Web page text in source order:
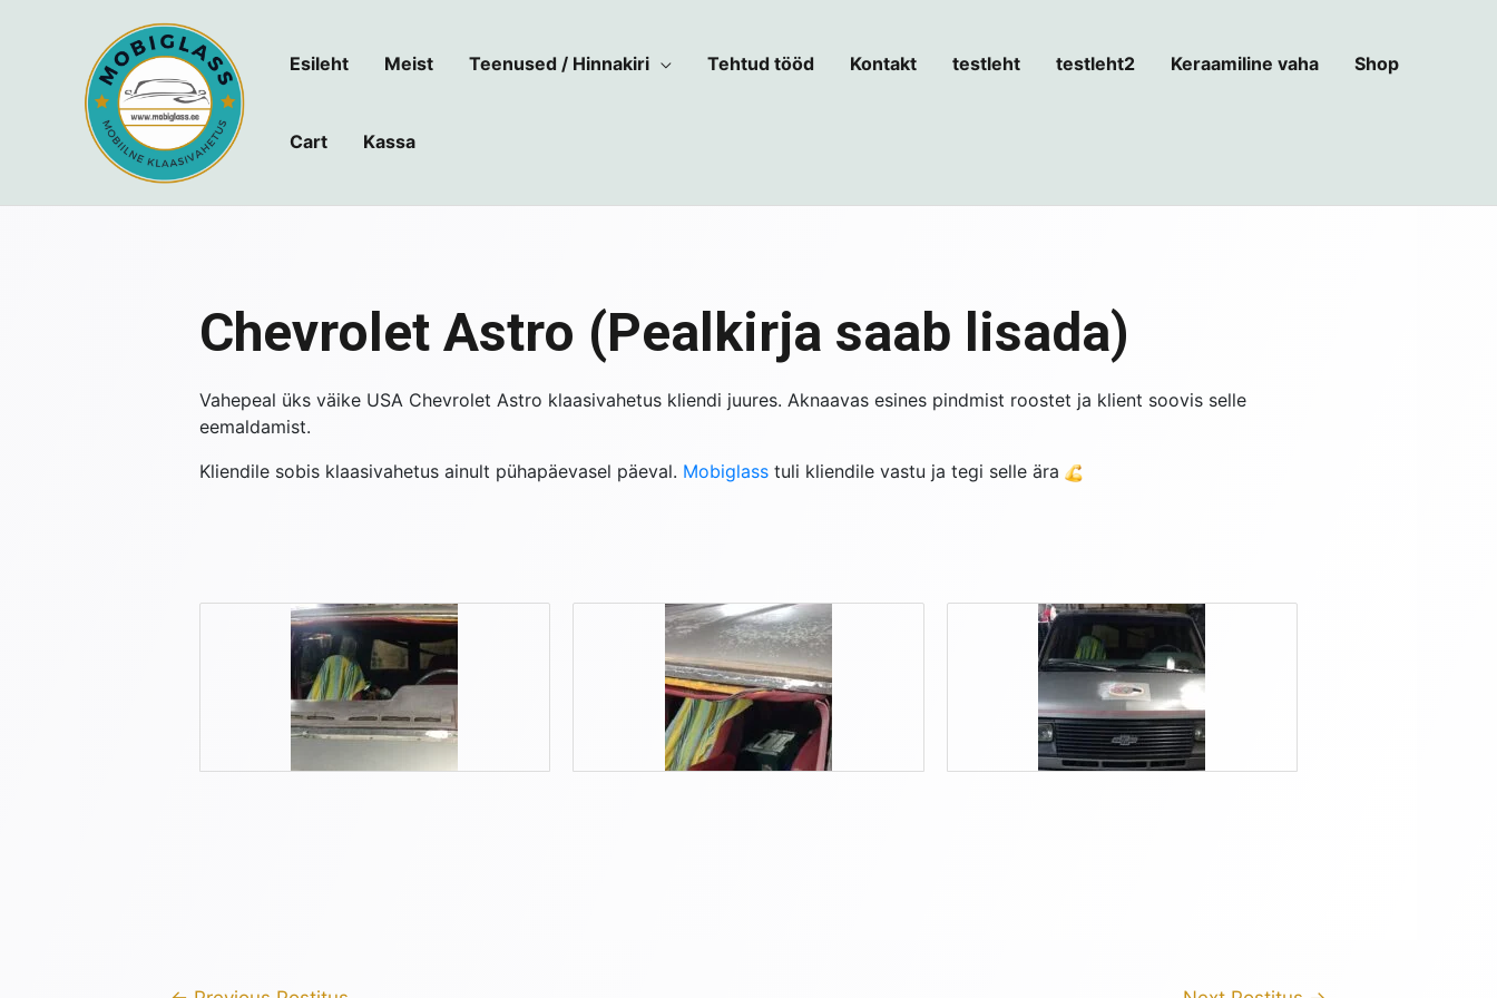
Esileht Meist Teenused / Hinnakiri Tehtud tööd Kontakt testleht testleht2 Keraamiline vaha Shop
Cart Kassa
Chevrolet Astro (Pealkirja saab lisada)
Vahepeal üks väike USA Chevrolet Astro klaasivahetus kliendi juures. Aknaavas esines pindmist roostet ja klient soovis selle
eemaldamist.
Kliendile sobis klaasivahetus ainult pühapäevasel päeval. Mobiglasstuli kliendile vastu ja tegi selle ära